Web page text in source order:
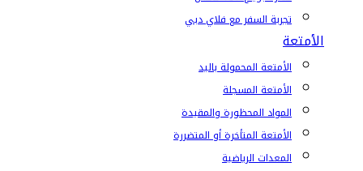
تجربة السفر مع فلاي دبي
الأمتعة
الأمتعة المحمولة باليد
الأمتعة المسجلة
المواد المحظورة والمقيدة
الأمتعة المتأخرة أو المتضررة
المعدات الرياضية